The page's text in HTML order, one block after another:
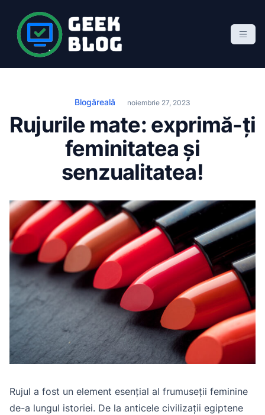
t Geek Blog
blog de marketing online
Blogăreală noiembrie 27, 2023
Rujurile mate: exprimă-ți
feminitatea și
senzualitatea!
Rujul a fost un element esențial al frumuseții feminine
de-a lungul istoriei. De la anticele civilizații egiptene